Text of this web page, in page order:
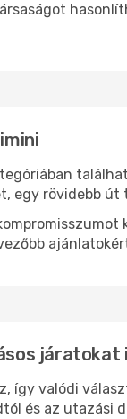
egy rövidebb
járatokat
valódi
és az